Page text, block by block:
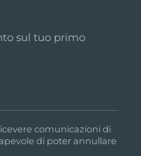
sul tuo primo
comunicazioni di
di poter annullare